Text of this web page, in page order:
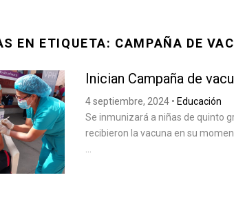
EN ETIQUETA: CAMPAÑA DE
Inician Campaña de
4 septiembre, 2024 • Educación
Se inmunizará a niñas de quinto
recibieron la vacuna en su